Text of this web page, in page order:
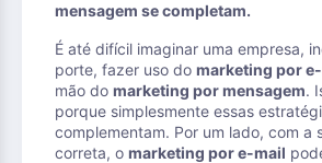
mensagem se completam.
É até difícil imaginar uma empresa,
porte, fazer uso do marketing por
mão do marketing por mensagem.
porque simplesmente essas
complementam. Por um lado, com a
correta, o marketing por e-mail